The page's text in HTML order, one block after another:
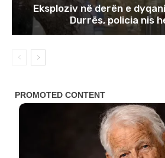
Eksploziv në derën e
Durrës, policia nis